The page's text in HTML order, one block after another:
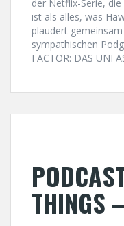
der Netflix-Serie,
ist als alles, was
plaudert
sympathischen
FACTOR: DAS
THINGS